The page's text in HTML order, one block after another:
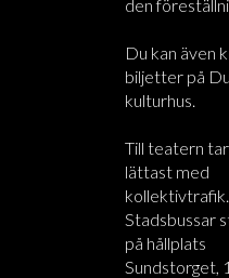
den
Du kan även
biljetter på
kulturhus.
Till teatern
lättast med
kollektivtrafik.
Stadsbussar
på hållplats
Sundstorget,